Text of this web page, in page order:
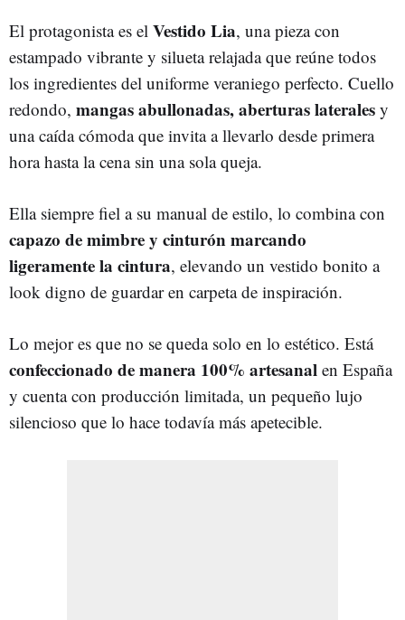
El protagonista es el Vestido Lia, una pieza con
estampado vibrante y silueta relajada que reúne todos
los ingredientes del uniforme veraniego perfecto. Cuello
redondo, mangas abullonadas, aberturas laterales y
una caída cómoda que invita a llevarlo desde primera
hora hasta la cena sin una sola queja.
Ella siempre fiel a su manual de estilo, lo combina con
capazo de mimbre y cinturón marcando
ligeramente la cintura, elevando un vestido bonito a
look digno de guardar en carpeta de inspiración.
Lo mejor es que no se queda solo en lo estético. Está
confeccionado de manera 100% artesanal en España
y cuenta con producción limitada, un pequeño lujo
silencioso que lo hace todavía más apetecible.